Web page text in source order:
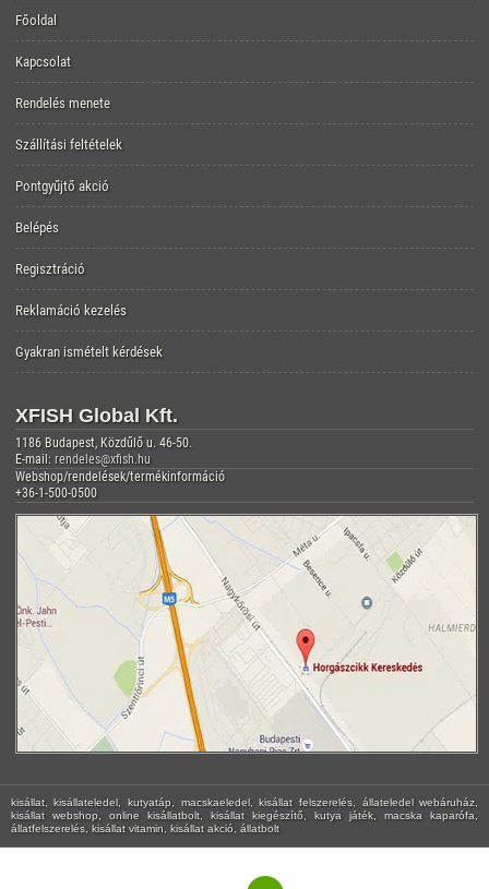
Főoldal
Kapcsolat
Rendelés menete
Szállítási feltételek
Pontgyűjtő akció
Belépés
Regisztráció
Reklamáció kezelés
Gyakran ismételt kérdések
XFISH Global Kft.
1186 Budapest, Közdűlő u. 46-50.
E-mail: rendeles@xfish.hu
Webshop/rendelések/termékinformáció
+36-1-500-0500
kisállat, kisállateledel, kutyatáp, macskaeledel, kisállat felszerelés, állateledel webáruház,
kisállat webshop, online kisállatbolt, kisállat kiegészítő, kutya játék, macska kaparófa,
állatfelszerelés, kisállat vitamin, kisállat akció, állatbolt